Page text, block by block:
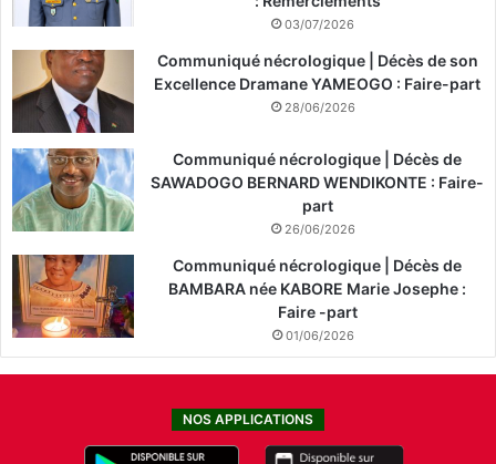
03/07/2026
Communiqué nécrologique | Décès de son
Excellence Dramane YAMEOGO : Faire-part
28/06/2026
Communiqué nécrologique | Décès de
SAWADOGO BERNARD WENDIKONTE : Faire-
part
26/06/2026
Communiqué nécrologique | Décès de
BAMBARA née KABORE Marie Josephe :
Faire -part
01/06/2026
NOS APPLICATIONS